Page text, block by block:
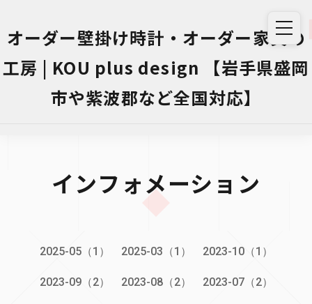
オーダー壁掛け時計・オーダー家具の
工房 | KOU plus design 【岩手県盛岡
市や紫波郡など全国対応】
インフォメーション
2025-05（1） 2025-03（1） 2023-10（1）
2023-09（2） 2023-08（2） 2023-07（2）